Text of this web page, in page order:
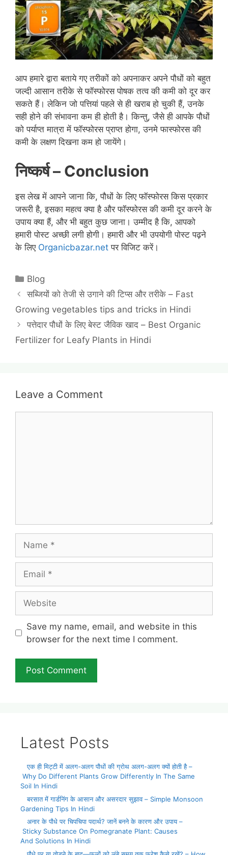
आप हमारे द्वारा बताये गए तरीकों को अपनाकर अपने पौधों को बहुत
जल्दी आसान तरीके से फॉस्फोरस पोषक तत्व की कमी को दूर कर
सकते हैं। लेकिन जो पत्तियां पहले से ही खराब हो चुकी हैं, उनके
सही होने की संभावना कम ही होती है। किन्तु, जैसे ही आपके पौधों
को पर्याप्त मात्रा में फॉस्फोरस प्राप्त होगा, उनमे फास्फोरस की
कमी के लक्षण दिखना कम हो जायेंगे।
निष्कर्ष– Conclusion
इस लेख में आपने जाना कि, पौधों के लिए फॉस्फोरस किस प्रकार
जरूरी है, इसका महत्व क्या है और फॉस्फोरस की कमी दूर करने के
उपाय क्या हैं, और भी बहुत कुछ जाना। उम्मीद है कि, आपको
हमारी पोस्ट अच्छी लगी होगी। हमारी और भी उपयोगी पोस्ट पढ़ने
के लिए Organicbazar.net पर विजिट करें।
Categories
Blog
सब्जियों को तेजी से उगाने की टिप्स और तरीके – Fast
Growing vegetables tips and tricks in Hindi
पत्तेदार पौधों के लिए बेस्ट जैविक खाद – Best Organic
Fertilizer for Leafy Plants in Hindi
Leave a Comment
Save my name, email, and website in this
browser for the next time I comment.
Latest Posts
एक ही मिट्टी में अलग-अलग पौधों की ग्रोथ अलग-अलग क्यों होती है –
Why Do Different Plants Grow Differently In The Same
Soil In Hindi
बरसात में गार्डनिंग के आसान और असरदार सुझाव – Simple Monsoon
Gardening Tips In Hindi
अनार के पौधे पर चिपचिपा पदार्थ? जानें बनने के कारण और उपाय –
Sticky Substance On Pomegranate Plant: Causes
And Solutions In Hindi